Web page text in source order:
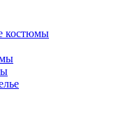
костюмы